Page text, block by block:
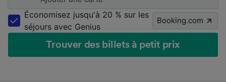
Économisez jusqu'à 20 % sur les
séjours avec Genius
Booking.com
Trouver des billets à petit prix